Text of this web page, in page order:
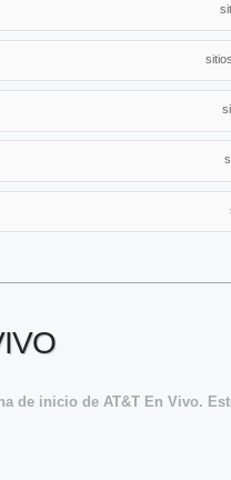
de inicio de AT&T En Vivo.